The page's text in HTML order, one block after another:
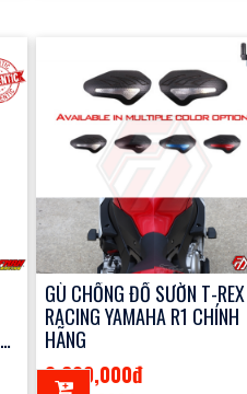
GÙ CHỐNG ĐỔ SƯỜN T-REX
RACING YAMAHA R1 CHÍNH
HÃNG
3,600,000đ